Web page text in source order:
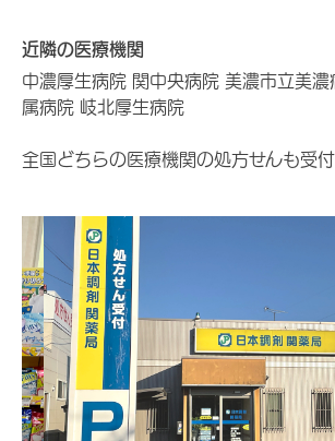
近隣の医療機関
中濃厚生病院 関中央病院 美濃市立美
属病院 岐北厚生病院
全国どちらの医療機関の処方せんも受